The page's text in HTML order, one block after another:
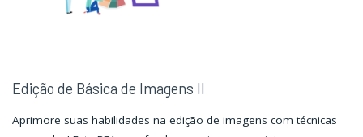
Edição de Básica de Imagens II
Aprimore suas habilidades na edição de imagens com técnicas